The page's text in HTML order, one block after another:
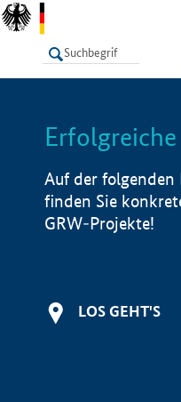
LISTE
Auf der
finden Sie
GRW-Projekte!
LOS GEHT'S